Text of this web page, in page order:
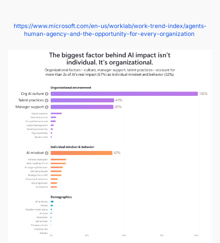
https://www.microsoft.com/en-us/worklab/work-trend-index/agents-
human-agency-and-the-opportunity-for-every-organization